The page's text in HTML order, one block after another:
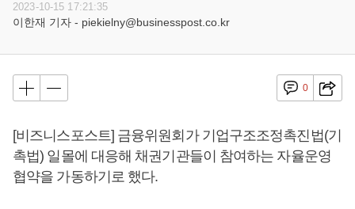
2023-10-15 17:21:35
이한재 기자 - piekielny@businesspost.co.kr
0
[비즈니스포스트] 금융위원회가 기업구조조정촉진법(기
촉법) 일몰에 대응해 채권기관들이 참여하는 자율운영
협약을 가동하기로 했다.